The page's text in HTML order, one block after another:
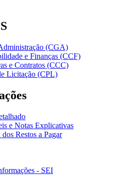
(CGA)
e Finanças (CCF)
e Contratos (CCC)
Licitação (CPL)
e Notas Explicativas
Restos a Pagar
- SEI